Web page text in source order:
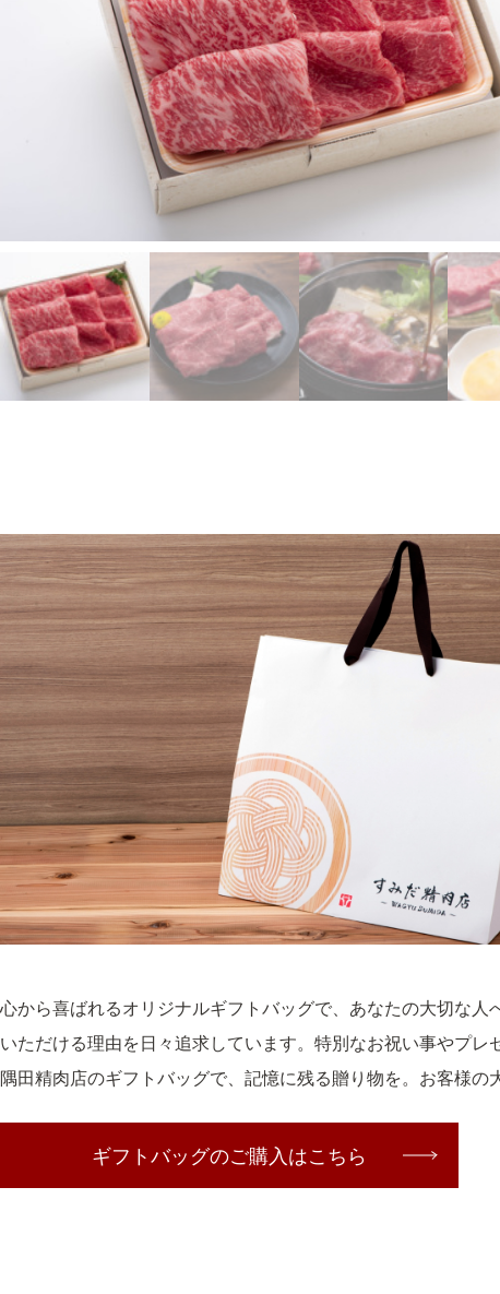
心から喜ばれるオリジナルギフトバッグで、あなたの大切な
いただける理由を日々追求しています。特別なお祝い事やプレ
隅田精肉店のギフトバッグで、記憶に残る贈り物を。お客様の
ギフトバッグのご購入はこちら